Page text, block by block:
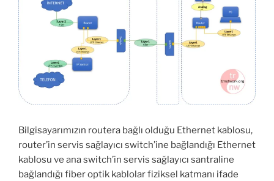
Bilgisayarımızın routera bağlı olduğu Ethernet kablosu,
router’in servis sağlayıcı switch’ine bağlandığı Ethernet
kablosu ve ana switch’in servis sağlayıcı santraline
bağlandığı fiber optik kablolar fiziksel katmanı ifade